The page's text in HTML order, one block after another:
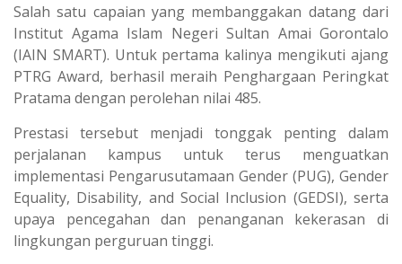
Salah satu capaian yang membanggakan datang dari
Institut Agama Islam Negeri Sultan Amai Gorontalo
(IAIN SMART). Untuk pertama kalinya mengikuti ajang
PTRG Award, berhasil meraih Penghargaan Peringkat
Pratama dengan perolehan nilai 485.
Prestasi tersebut menjadi tonggak penting dalam
perjalanan kampus untuk terus menguatkan
implementasi Pengarusutamaan Gender (PUG), Gender
Equality, Disability, and Social Inclusion (GEDSI), serta
upaya pencegahan dan penanganan kekerasan di
lingkungan perguruan tinggi.